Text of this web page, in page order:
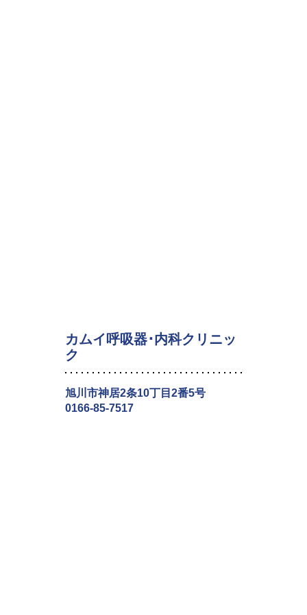
カムイ呼吸器･内科クリニッ
ク
旭川市神居2条10丁目2番5号
0166-85-7517